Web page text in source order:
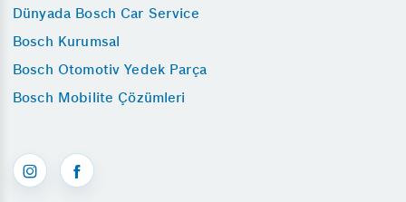
Dünyada Bosch Car Service
Bosch Kurumsal
Bosch Otomotiv Yedek Parça
Bosch Mobilite Çözümleri